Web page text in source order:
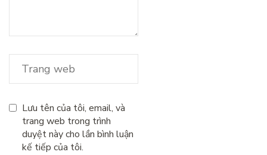
Lưu tên của tôi, email, và
trang web trong trình
duyệt này cho lần bình luận
kế tiếp của tôi.